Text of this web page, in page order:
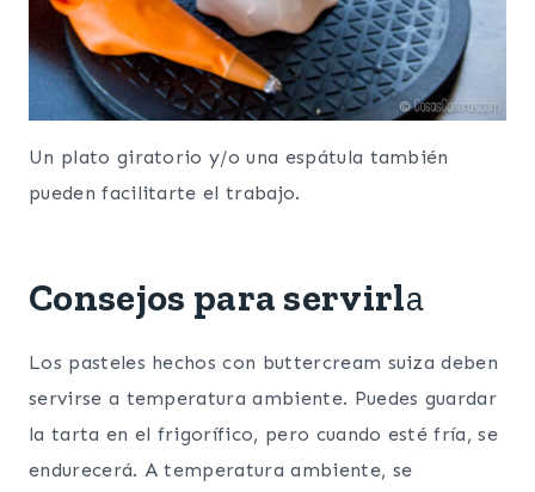
Un plato giratorio y/o una espátula también
pueden facilitarte el trabajo.
Consejos para servirla
Los pasteles hechos con buttercream suiza deben
servirse a temperatura ambiente. Puedes guardar
la tarta en el frigorífico, pero cuando esté fría, se
endurecerá. A temperatura ambiente, se